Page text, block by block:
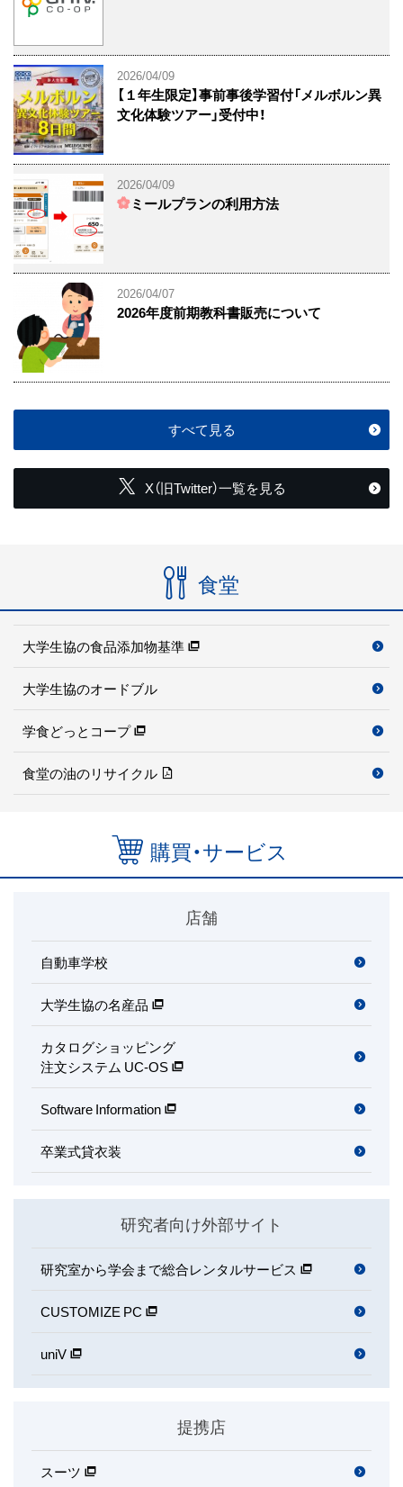
2026/04/09
【１年生限定】事前事後学習付「メルボルン異
文化体験ツアー」受付中！
2026/04/09
ミールプランの利用方法
2026/04/07
2026年度前期教科書販売について
すべて見る
X（旧Twitter）一覧を見る
食堂
大学生協の食品添加物基準
大学生協のオードブル
学食どっとコープ
食堂の油のリサイクル
購買・サービス
店舗
自動車学校
大学生協の名産品
カタログショッピング
注文システム UC-OS
Software Information
卒業式貸衣装
研究者向け外部サイト
研究室から学会まで総合レンタルサービス
CUSTOMIZE PC
uniV
提携店
スーツ